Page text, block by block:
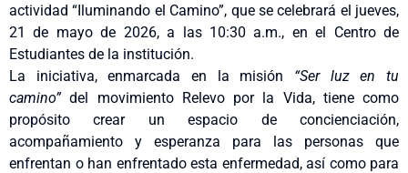
actividad “Iluminando el Camino”, que se celebrará el jueves,
21 de mayo de 2026, a las 10:30 a.m., en el Centro de
Estudiantes de la institución.
La iniciativa, enmarcada en la misión “Ser luz en tu
camino”del movimiento Relevo por la Vida, tiene como
propósito crear un espacio de concienciación,
acompañamiento y esperanza para las personas que
enfrentan o han enfrentado esta enfermedad, así como para